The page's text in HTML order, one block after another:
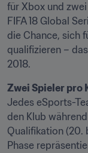
für Xbox und
FIFA 18 Global
die Chance, sich
qualifizieren –
2018.
Zwei Spieler pro
Jedes eSports-
den Klub
Qualifikation (20.
Phase